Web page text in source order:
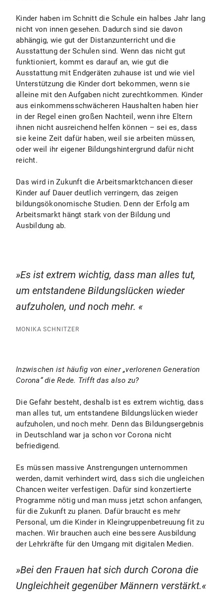
Kinder haben im Schnitt die Schule ein halbes Jahr lang
nicht von innen gesehen. Dadurch sind sie davon
abhängig, wie gut der Distanzunterricht und die
Ausstattung der Schulen sind. Wenn das nicht gut
funktioniert, kommt es darauf an, wie gut die
Ausstattung mit Endgeräten zuhause ist und wie viel
Unterstützung die Kinder dort bekommen, wenn sie
alleine mit den Aufgaben nicht zurechtkommen. Kinder
aus einkommensschwächeren Haushalten haben hier
in der Regel einen großen Nachteil, wenn ihre Eltern
ihnen nicht ausreichend helfen können – sei es, dass
sie keine Zeit dafür haben, weil sie arbeiten müssen,
oder weil ihr eigener Bildungshintergrund dafür nicht
reicht.
Das wird in Zukunft die Arbeitsmarktchancen dieser
Kinder auf Dauer deutlich verringern, das zeigen
bildungsökonomische Studien. Denn der Erfolg am
Arbeitsmarkt hängt stark von der Bildung und
Ausbildung ab.
Es ist extrem wichtig, dass man alles tut,
um entstandene Bildungslücken wieder
aufzuholen, und noch mehr.
MONIKA SCHNITZER
Inzwischen ist häufig von einer „verlorenen Generation
Corona“ die Rede. Trifft das also zu?
Die Gefahr besteht, deshalb ist es extrem wichtig, dass
man alles tut, um entstandene Bildungslücken wieder
aufzuholen, und noch mehr. Denn das Bildungsergebnis
in Deutschland war ja schon vor Corona nicht
befriedigend.
Es müssen massive Anstrengungen unternommen
werden, damit verhindert wird, dass sich die ungleichen
Chancen weiter verfestigen. Dafür sind konzertierte
Programme nötig und man muss jetzt schon anfangen,
für die Zukunft zu planen. Dafür braucht es mehr
Personal, um die Kinder in Kleingruppenbetreuung fit zu
machen. Wir brauchen auch eine bessere Ausbildung
der Lehrkräfte für den Umgang mit digitalen Medien.
Bei den Frauen hat sich durch Corona die
Ungleichheit gegenüber Männern verstärkt.